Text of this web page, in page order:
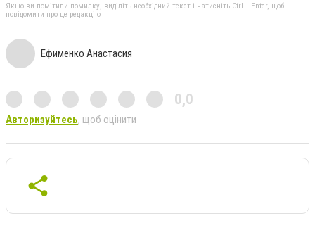
Якщо ви помітили помилку, виділіть необхідний текст і натисніть Ctrl + Enter, щоб
повідомити про це редакцію
Ефименко Анастасия
0,0
Авторизуйтесь, щоб оцінити